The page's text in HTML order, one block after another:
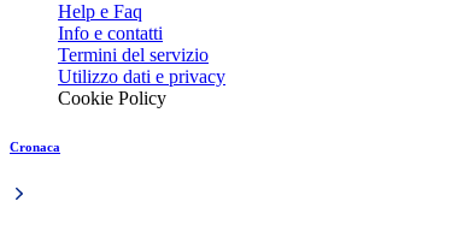
Help e Faq
Info e contatti
Termini del servizio
Utilizzo dati e privacy
Cookie Policy
Cronaca